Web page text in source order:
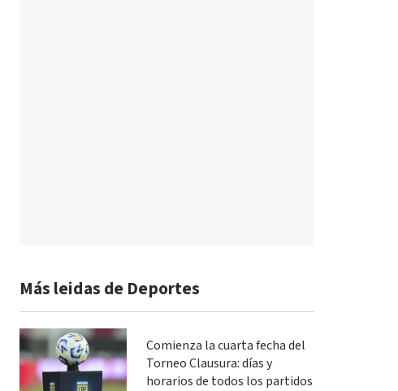
Más leidas de Deportes
Comienza la cuarta fecha del
Torneo Clausura: días y
horarios de todos los partidos